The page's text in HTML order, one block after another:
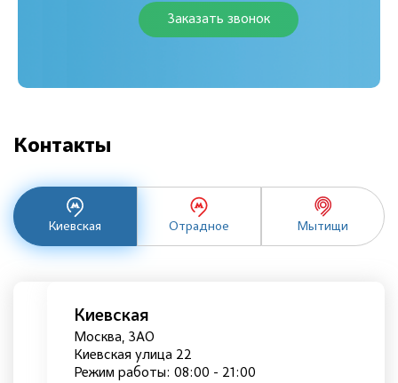
Заказать звонок
Контакты
Киевская Отрадное Мытищи
Киевская
Москва, ЗАО
Киевская улица 22
Режим работы: 08:00 - 21:00